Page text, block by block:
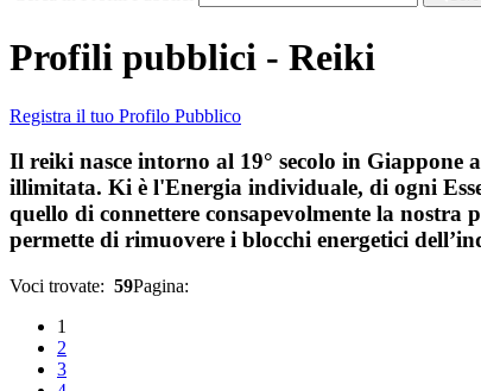
Profili pubblici - Reiki
Registra il tuo Profilo Pubblico
Il reiki nasce intorno al 19° secolo in
illimitata. Ki è l'Energia individuale, di ogni
quello di connettere consapevolmente la
permette di rimuovere i blocchi energetici
Voci trovate: 59Pagina:
1
2
3